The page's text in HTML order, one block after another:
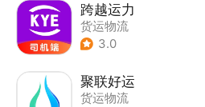
跨越运力
货运物流
3.0
聚联好运
货运物流